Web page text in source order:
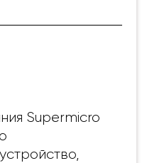
Supermicro